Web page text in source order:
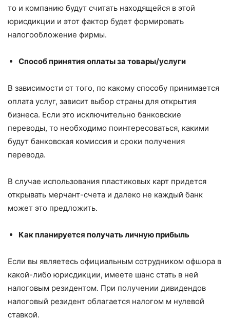
то и компанию будут считать находящейся в этой
юрисдикции и этот фактор будет формировать
налогообложение фирмы.
Способ принятия оплаты за товары/услуги
В зависимости от того, по какому способу принимается
оплата услуг, зависит выбор страны для открытия
бизнеса. Если это исключительно банковские
переводы, то необходимо поинтересоваться, какими
будут банковская комиссия и сроки получения
перевода.
В случае использования пластиковых карт придется
открывать мерчант-счета и далеко не каждый банк
может это предложить.
Как планируется получать личную прибыль
Если вы являетесь официальным сотрудником офшора в
какой-либо юрисдикции, имеете шанс стать в ней
налоговым резидентом. При получении дивидендов
налоговый резидент облагается налогом м нулевой
ставкой.